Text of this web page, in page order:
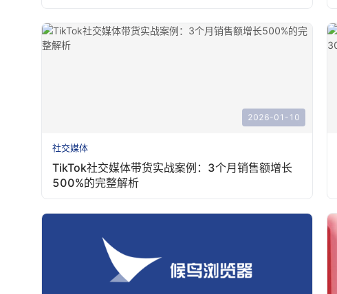
2026-01-10
社交媒体
TikTok社交媒体带货实战案例：3个月销售额增长
500%的完整解析